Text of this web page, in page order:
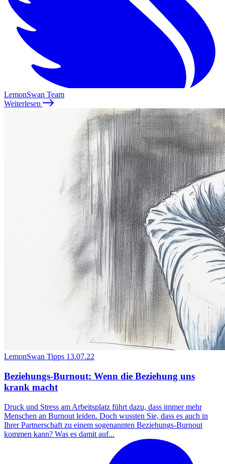
LemonSwan Team
Weiterlesen
LemonSwan Tipps 13.07.22
Beziehungs-Burnout: Wenn die Beziehung uns
krank macht
Druck und Stress am Arbeitsplatz führt dazu, dass immer mehr
Menschen an Burnout leiden. Doch wussten Sie, dass es auch in
Ihrer Partnerschaft zu einem sogenannten Beziehungs-Burnout
kommen kann? Was es damit auf...